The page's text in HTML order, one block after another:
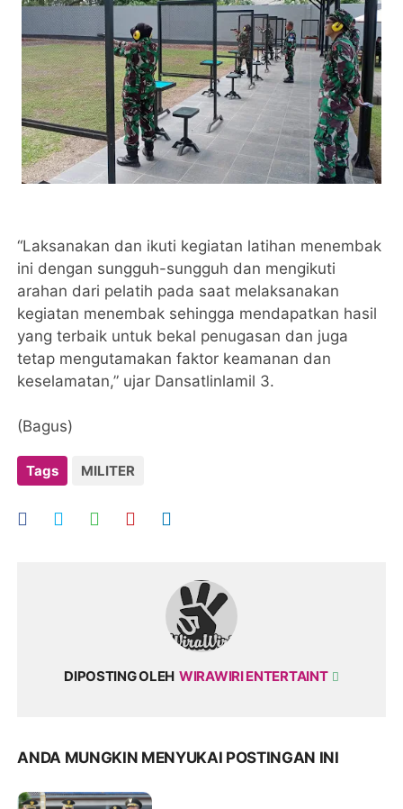
“Laksanakan dan ikuti kegiatan latihan menembak
ini dengan sungguh-sungguh dan mengikuti
arahan dari pelatih pada saat melaksanakan
kegiatan menembak sehingga mendapatkan hasil
yang terbaik untuk bekal penugasan dan juga
tetap mengutamakan faktor keamanan dan
keselamatan,” ujar Dansatlinlamil 3.
(Bagus)
Tags MILITER
DIPOSTING OLEH WIRAWIRI ENTERTAINT
ANDA MUNGKIN MENYUKAI POSTINGAN INI